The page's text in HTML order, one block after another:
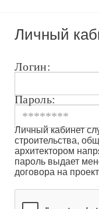
Личный
Логин:
Пароль:
Личный кабинет
строительства,
архитектором
пароль выдает
договора на